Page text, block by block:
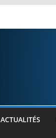
ACTUALITÉS